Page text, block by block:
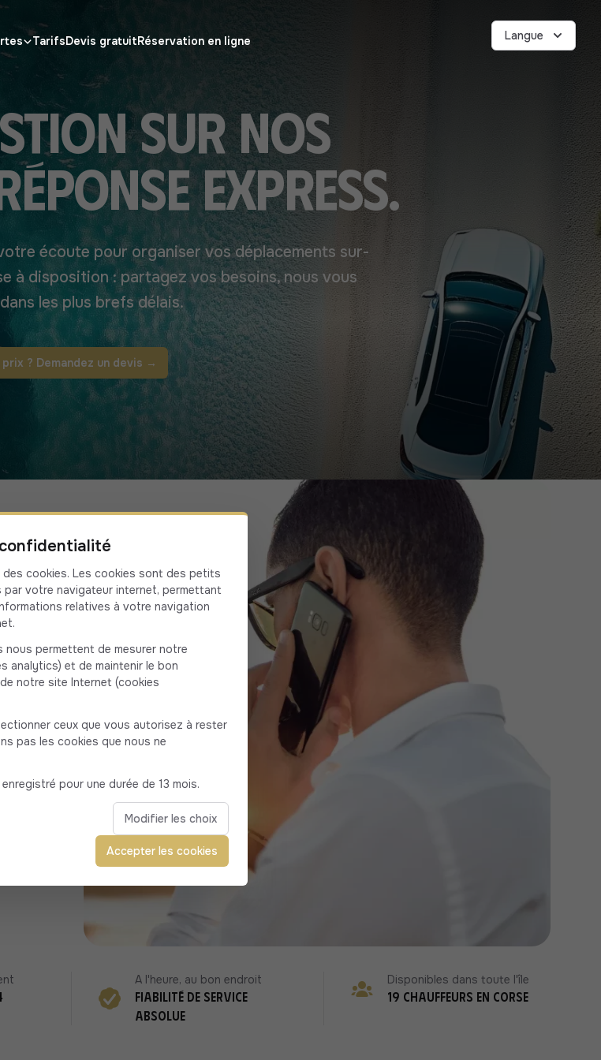
TarifsDevis gratuitRéservation en ligne Langue
sur nos
express.
écoute pour organiser vos déplacements sur-
à disposition : partagez vos besoins, nous vous
les plus brefs délais.
prix ? Demandez un devis →
Fiabilité de service
absolue
A l'heure, au bon endroit
19 chauffeurs en Corse
Disponibles dans toute l'île
cookies. Les cookies sont des petits
par votre navigateur internet, permettant
relatives à votre navigation
nous permettent de mesurer notre
analytics) et de maintenir le bon
notre site Internet (cookies
ceux que vous autorisez à rester
pas les cookies que nous ne
pour une durée de 13 mois.
Modifier les choix
Accepter les cookies